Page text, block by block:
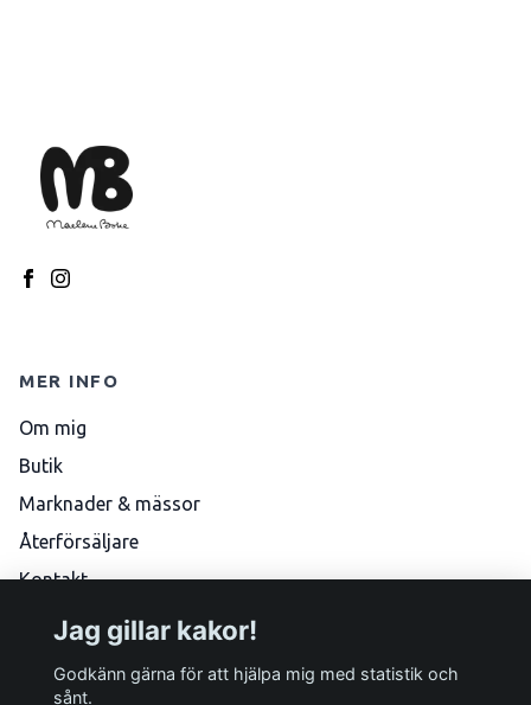
MER INFO
Om mig
Butik
Marknader & mässor
Återförsäljare
Kontakt
Köpvillkor
Jag gillar kakor!
Godkänn gärna för att hjälpa mig med statistik och
sånt.